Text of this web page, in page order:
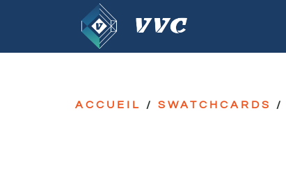
ACCUEIL / SWATCHCARDS /